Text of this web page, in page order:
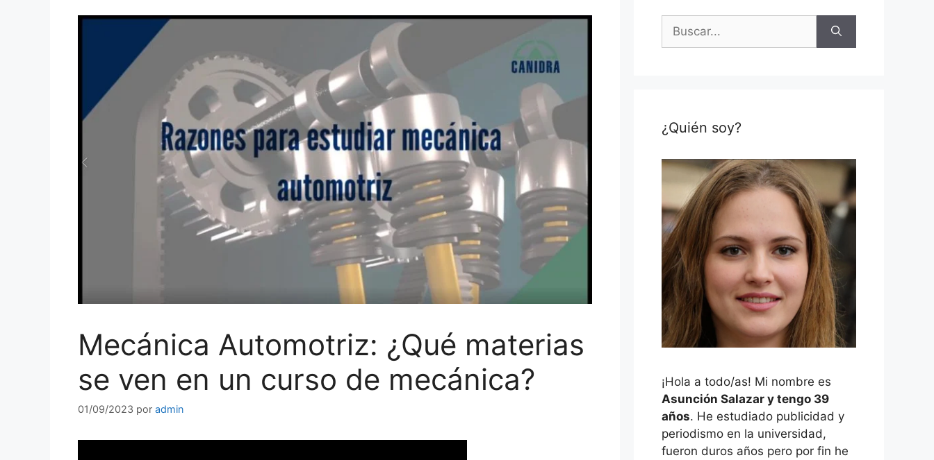
Mecánica Automotriz: ¿Qué materias
se ven en un curso de mecánica?
01/09/2023 por admin
Buscar:
¿Quién soy?
¡Hola a todo/as! Mi nombre es
Asunción Salazar y tengo 39
años. He estudiado publicidad y
periodismo en la universidad,
fueron duros años pero por fin he